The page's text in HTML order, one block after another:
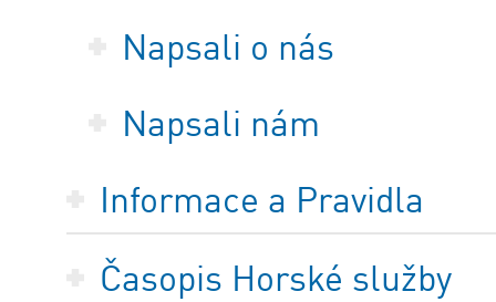
Napsali o nás
Napsali nám
Informace a Pravidla
Časopis Horské služby